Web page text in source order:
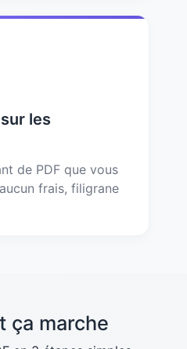
les
de PDF que vous
frais, filigrane
ça marche